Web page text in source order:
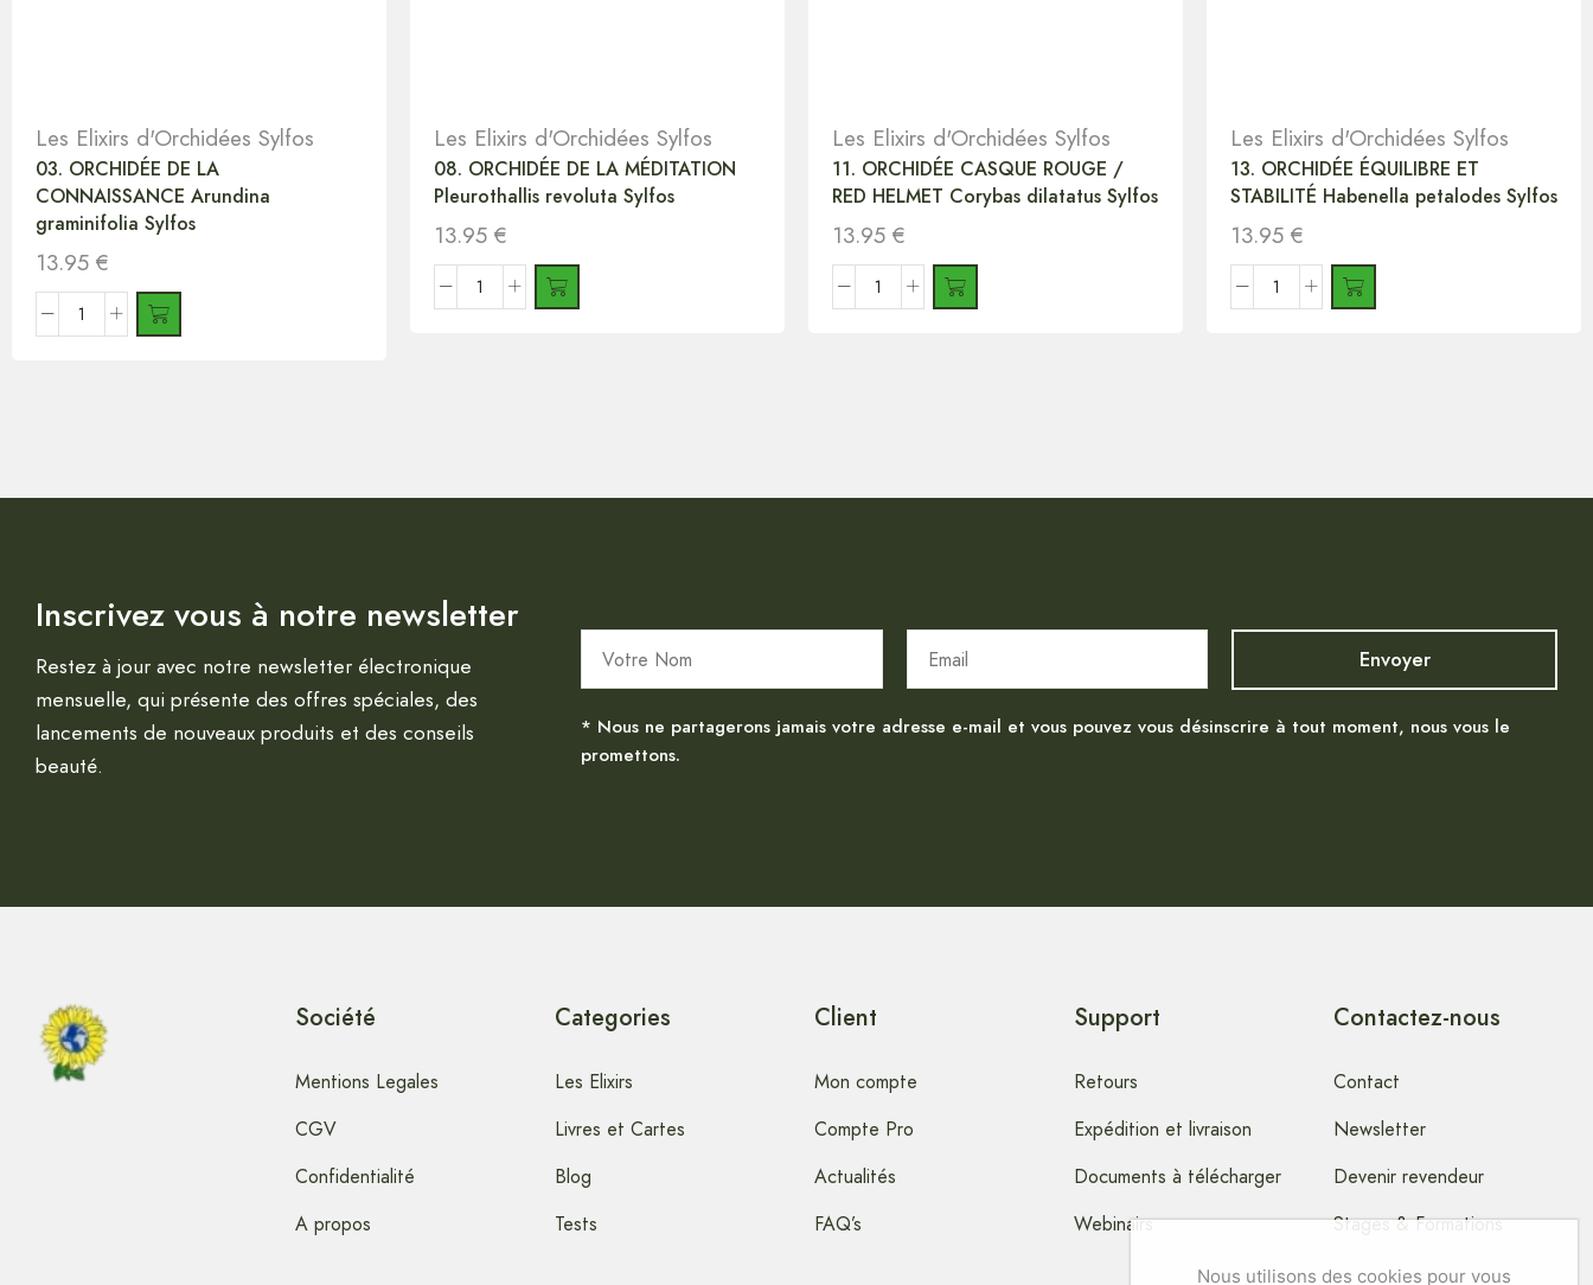
Les Elixirs d'Orchidées Sylfos
03. ORCHIDÉE DE LA
CONNAISSANCE Arundina
graminifolia Sylfos
13.95 €
Les Elixirs d'Orchidées Sylfos
08. ORCHIDÉE DE LA MÉDITATION
Pleurothallis revoluta Sylfos
13.95 €
Les Elixirs d'Orchidées Sylfos
11. ORCHIDÉE CASQUE ROUGE /
RED HELMET Corybas dilatatus Sylfos
13.95 €
Les Elixirs d'Orchidées Sylfos
13. ORCHIDÉE ÉQUILIBRE ET
STABILITÉ Habenella petalodes Sylfos
13.95 €
Inscrivez vous à notre newsletter
Restez à jour avec notre newsletter électronique
mensuelle, qui présente des offres spéciales, des
lancements de nouveaux produits et des conseils
beauté.
* Nous ne partagerons jamais votre adresse e-mail et vous pouvez vous désinscrire à tout moment, nous vous le
promettons.
Société
Mentions Legales
CGV
Confidentialité
A propos
Categories
Les Elixirs
Livres et Cartes
Blog
Tests
Client
Mon compte
Compte Pro
Actualités
FAQ’s
Support
Retours
Expédition et livraison
Documents à télécharger
Webinairs
Contactez-nous
Contact
Newsletter
Devenir revendeur
Stages & Formations
Nous utilisons des cookies pour vous